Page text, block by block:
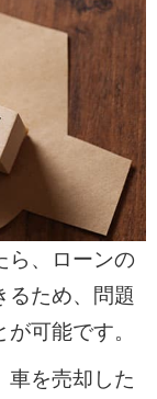
ら、ローンの
るため、問題
可能です。
車を売却した